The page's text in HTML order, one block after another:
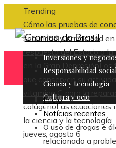
Trending
Cómo las pruebas de
seguridad y privacidad
respuesta del Estado a
en la Gran Depresión Los
que conservan su
vitamina C para la
colágenoLas ecuaciones
la ciencia y la tecnología
jueves, agosto 6
Inversiones y
Responsabilidad social
Ciencia y tecnología
Cultura y ocio
Inicio
Notícias recentes
O uso de drogas e
relacionado a